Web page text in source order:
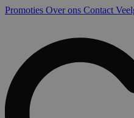
Promoties Over ons Contact